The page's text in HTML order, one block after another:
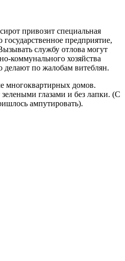
привозит специальная
предприятие,
службу отлова могут
коммунального хозяйства
делают по жалобам витеблян.
многоквартирных домов.
глазами и без лапки. (С
ампутировать).